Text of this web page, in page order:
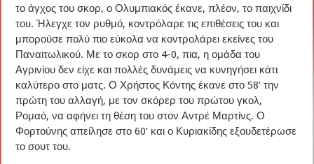
το άγχος του σκορ, ο Ολυμπιακός έκανε, πλέον, το παιχνίδι
του. Ήλεγχε τον ρυθμό, κοντρόλαρε τις επιθέσεις του και
μπορούσε πολύ πιο εύκολα να κοντρολάρει εκείνες του
Παναιτωλικού. Με το σκορ στο 4-0, πια, η ομάδα του
Αγρινίου δεν είχε και πολλές δυνάμεις να κυνηγήσει κάτι
καλύτερο στο ματς. Ο Χρήστος Κόντης έκανε στο 58’ την
πρώτη του αλλαγή, με τον σκόρερ του πρώτου γκολ,
Ρομαό, να αφήνει τη θέση του στον Αντρέ Μαρτίνς. Ο
Φορτούνης απείλησε στο 60’ και ο Κυριακίδης εξουδετέρωσε
το σουτ του.